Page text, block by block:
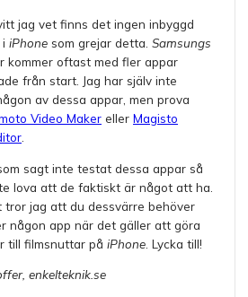
jag vet finns det ingen inbyggd
iPhone som grejar detta. Samsungs
kommer oftast med fler appar
från start. Jag har själv inte
av dessa appar, men prova
Video Maker eller Magisto
.
sagt inte testat dessa appar så
lova att de faktiskt är något att ha.
tror jag att du dessvärre behöver
någon app när det gäller att göra
till filmsnuttar på iPhone . Lycka till!
enkelteknik.se